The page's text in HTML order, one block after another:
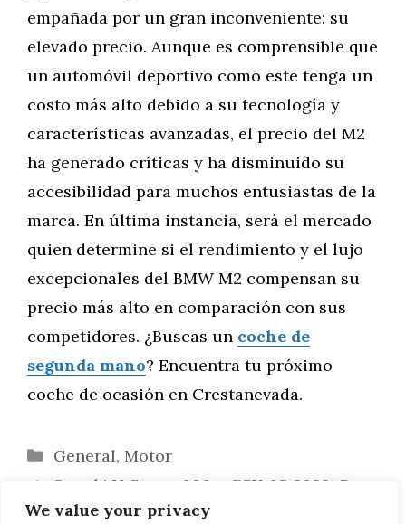
We value your privacy
empañada por un gran inconveniente: su
elevado precio. Aunque es comprensible que
un automóvil deportivo como este tenga un
costo más alto debido a su tecnología y
características avanzadas, el precio del M2
ha generado críticas y ha disminuido su
accesibilidad para muchos entusiastas de la
marca. En última instancia, será el mercado
quien determine si el rendimiento y el lujo
excepcionales del BMW M2 compensan su
precio más alto en comparación con sus
competidores. ¿Buscas un coche de
segunda mano? Encuentra tu próximo
coche de ocasión en Crestanevada.
Categorías
General, Motor
Suzuki V-Strom 800 y GSX-8S 2023: Dos
Mundos, Una Emoción